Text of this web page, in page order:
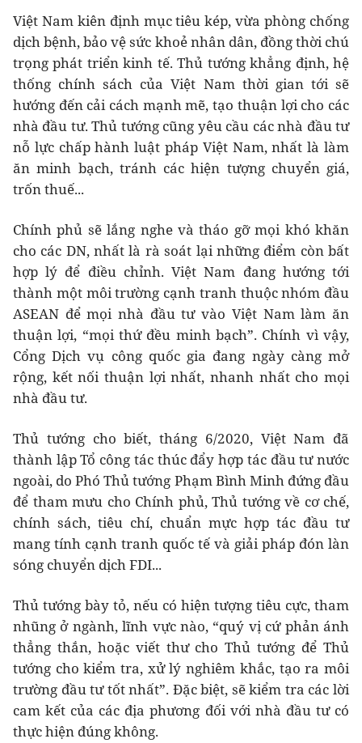
Việt Nam kiên định mục tiêu kép, vừa phòng chống
dịch bệnh, bảo vệ sức khoẻ nhân dân, đồng thời chú
trọng phát triển kinh tế. Thủ tướng khẳng định, hệ
thống chính sách của Việt Nam thời gian tới sẽ
hướng đến cải cách mạnh mẽ, tạo thuận lợi cho các
nhà đầu tư. Thủ tướng cũng yêu cầu các nhà đầu tư
nỗ lực chấp hành luật pháp Việt Nam, nhất là làm
ăn minh bạch, tránh các hiện tượng chuyển giá,
trốn thuế...
Chính phủ sẽ lắng nghe và tháo gỡ mọi khó khăn
cho các DN, nhất là rà soát lại những điểm còn bất
hợp lý để điều chỉnh. Việt Nam đang hướng tới
thành một môi trường cạnh tranh thuộc nhóm đầu
ASEAN để mọi nhà đầu tư vào Việt Nam làm ăn
thuận lợi, “mọi thứ đều minh bạch”. Chính vì vậy,
Cổng Dịch vụ công quốc gia đang ngày càng mở
rộng, kết nối thuận lợi nhất, nhanh nhất cho mọi
nhà đầu tư.
Thủ tướng cho biết, tháng 6/2020, Việt Nam đã
thành lập Tổ công tác thúc đẩy hợp tác đầu tư nước
ngoài, do Phó Thủ tướng Phạm Bình Minh đứng đầu
để tham mưu cho Chính phủ, Thủ tướng về cơ chế,
chính sách, tiêu chí, chuẩn mực hợp tác đầu tư
mang tính cạnh tranh quốc tế và giải pháp đón làn
sóng chuyển dịch FDI...
Thủ tướng bày tỏ, nếu có hiện tượng tiêu cực, tham
nhũng ở ngành, lĩnh vực nào, “quý vị cứ phản ánh
thẳng thắn, hoặc viết thư cho Thủ tướng để Thủ
tướng cho kiểm tra, xử lý nghiêm khắc, tạo ra môi
trường đầu tư tốt nhất”. Đặc biệt, sẽ kiểm tra các lời
cam kết của các địa phương đối với nhà đầu tư có
thực hiện đúng không.